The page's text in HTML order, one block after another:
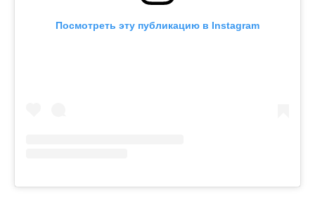
Посмотреть эту публикацию в Instagram